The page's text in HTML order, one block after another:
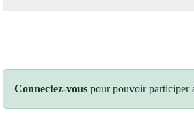
Connectez-vous pour pouvoir participer